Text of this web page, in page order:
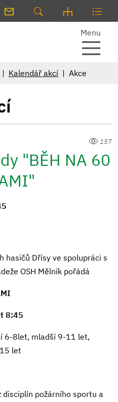
Menu
Kalendář akcí Akce
157
"BĚH NA 60
hasičů Dřísy ve spolupráci s
OSH Mělník pořádá
8:45
6-8let, mladší 9-11 let,
let
požárního sportu a